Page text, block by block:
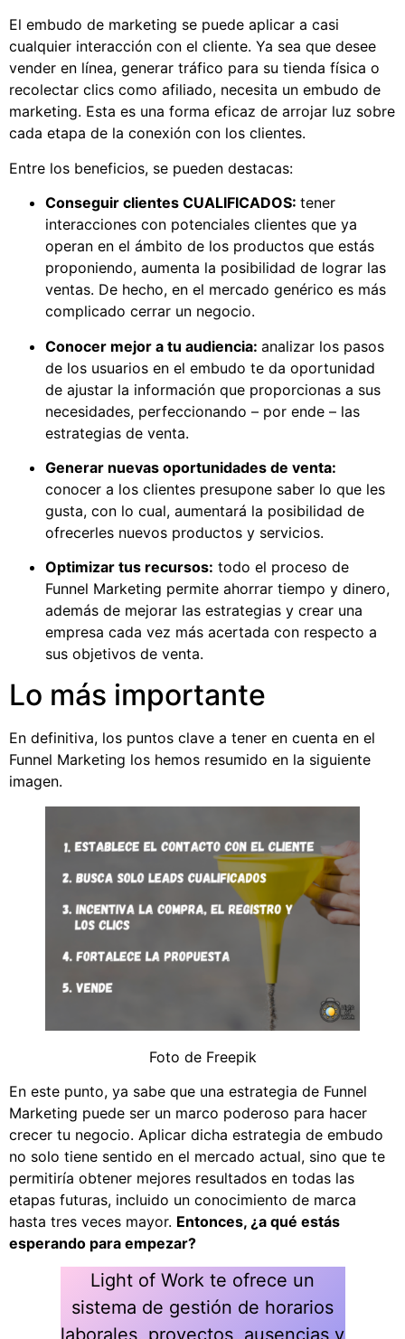
El embudo de marketing se puede aplicar a casi
cualquier interacción con el cliente. Ya sea que desee
vender en línea, generar tráfico para su tienda física o
recolectar clics como afiliado, necesita un embudo de
marketing. Esta es una forma eficaz de arrojar luz sobre
cada etapa de la conexión con los clientes.
Entre los beneficios, se pueden destacas:
Conseguir clientes CUALIFICADOS: tener
interacciones con potenciales clientes que ya
operan en el ámbito de los productos que estás
proponiendo, aumenta la posibilidad de lograr las
ventas. De hecho, en el mercado genérico es más
complicado cerrar un negocio.
Conocer mejor a tu audiencia: analizar los pasos
de los usuarios en el embudo te da oportunidad
de ajustar la información que proporcionas a sus
necesidades, perfeccionando – por ende – las
estrategias de venta.
Generar nuevas oportunidades de venta:
conocer a los clientes presupone saber lo que les
gusta, con lo cual, aumentará la posibilidad de
ofrecerles nuevos productos y servicios.
Optimizar tus recursos: todo el proceso de
Funnel Marketing permite ahorrar tiempo y dinero,
además de mejorar las estrategias y crear una
empresa cada vez más acertada con respecto a
sus objetivos de venta.
Lo más importante
En definitiva, los puntos clave a tener en cuenta en el
Funnel Marketing los hemos resumido en la siguiente
imagen.
Foto de Freepik
En este punto, ya sabe que una estrategia de Funnel
Marketing puede ser un marco poderoso para hacer
crecer tu negocio. Aplicar dicha estrategia de embudo
no solo tiene sentido en el mercado actual, sino que te
permitiría obtener mejores resultados en todas las
etapas futuras, incluido un conocimiento de marca
hasta tres veces mayor. Entonces, ¿a qué estás
esperando para empezar?
Light of Work te ofrece un
sistema de gestión de horarios